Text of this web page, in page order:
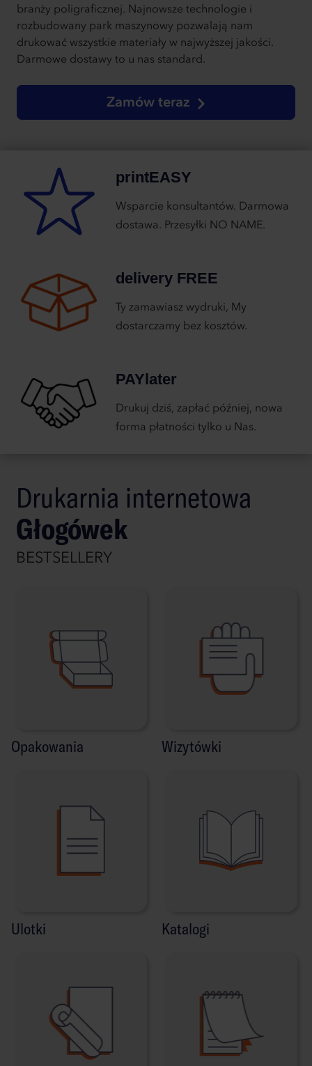
branży poligraficznej. Najnowsze technologie i
rozbudowany park maszynowy pozwalają nam
drukować wszystkie materiały w najwyższej jakości.
Darmowe dostawy to u nas standard.
Zamów teraz
printEASY
Wsparcie konsultantów. Darmowa
dostawa. Przesyłki NO NAME.
delivery FREE
Ty zamawiasz wydruki, My
dostarczamy bez kosztów.
PAYlater
Drukuj dziś, zapłać później, nowa
forma płatności tylko u Nas.
Drukarnia internetowa
Głogówek
BESTSELLERY
Opakowania Wizytówki
Ulotki Katalogi